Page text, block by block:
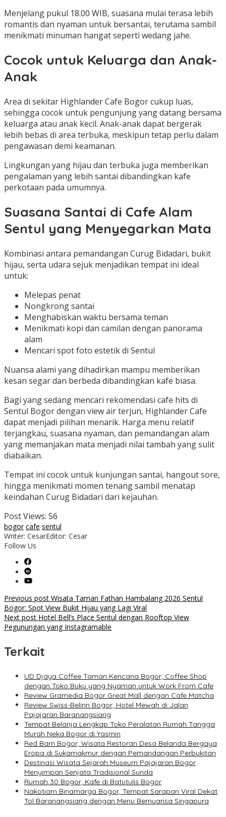
Menjelang pukul 18.00 WIB, suasana mulai terasa lebih
romantis dan nyaman untuk bersantai, terutama sambil
menikmati minuman hangat seperti wedang jahe.
Cocok untuk Keluarga dan Anak-
Anak
Area di sekitar Highlander Cafe Bogor cukup luas,
sehingga cocok untuk pengunjung yang datang bersama
keluarga atau anak kecil. Anak-anak dapat bergerak
lebih bebas di area terbuka, meskipun tetap perlu dalam
pengawasan demi keamanan.
Lingkungan yang hijau dan terbuka juga memberikan
pengalaman yang lebih santai dibandingkan kafe
perkotaan pada umumnya.
Suasana Santai di Cafe Alam
Sentul yang Menyegarkan Mata
Kombinasi antara pemandangan Curug Bidadari, bukit
hijau, serta udara sejuk menjadikan tempat ini ideal
untuk:
Melepas penat
Nongkrong santai
Menghabiskan waktu bersama teman
Menikmati kopi dan camilan dengan panorama
alam
Mencari spot foto estetik di Sentul
Nuansa alami yang dihadirkan mampu memberikan
kesan segar dan berbeda dibandingkan kafe biasa.
Bagi yang sedang mencari rekomendasi cafe hits di
Sentul Bogor dengan view air terjun, Highlander Cafe
dapat menjadi pilihan menarik. Harga menu relatif
terjangkau, suasana nyaman, dan pemandangan alam
yang memanjakan mata menjadi nilai tambah yang sulit
diabaikan.
Tempat ini cocok untuk kunjungan santai, hangout sore,
hingga menikmati momen tenang sambil menatap
keindahan Curug Bidadari dari kejauhan.
Post Views: 56
bogor cafe sentul
Writer: CesarEditor: Cesar
Follow Us
Post
navigation
Previous post Wisata Taman Fathan Hambalang 2026 Sentul
Bogor: Spot View Bukit Hijau yang Lagi Viral
Next post Hotel Bell’s Place Sentul dengan Rooftop View
Pegunungan yang Instagramable
Terkait
UD Djaya Coffee Taman Kencana Bogor, Coffee Shop
dengan Toko Buku yang Nyaman untuk Work From Cafe
Review Gramedia Bogor Great Mall dengan Cafe Matcha
Review Swiss-Belinn Bogor, Hotel Mewah di Jalan
Pajajaran Baranangsiang
Tempat Belanja Lengkap Toko Peralatan Rumah Tangga
Murah Neka Bogor di Yasmin
Red Barn Bogor, Wisata Restoran Desa Belanda Bergaya
Eropa di Sukamakmur dengan Pemandangan Perbukitan
Destinasi Wisata Sejarah Museum Pajajaran Bogor
Menyimpan Senjata Tradisional Sunda
Rumah 30 Bogor, Kafe di Batutulis Bogor
Nakotiam Binamarga Bogor, Tempat Sarapan Viral Dekat
Tol Baranangsiang dengan Menu Bernuansa Singapura